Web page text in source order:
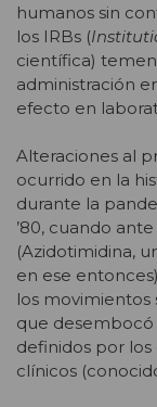
humanos sin
los IRBs (
científica)
administración
efecto en
Alteraciones al
ocurrido en la
durante la
’80, cuando
(Azidotimidina,
en ese
los movimientos
que desembocó
definidos por los
clínicos